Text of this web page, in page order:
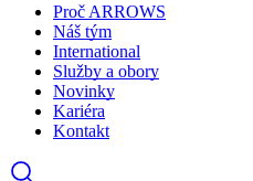
Proč ARROWS
Náš tým
International
Služby a obory
Novinky
Kariéra
Kontakt